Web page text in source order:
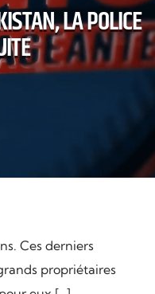
LA POLICE
Ces derniers
propriétaires